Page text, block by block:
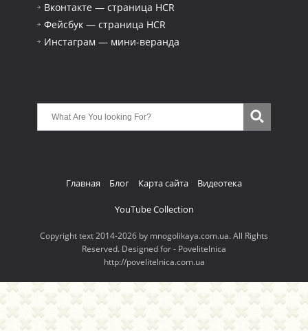
Вконтакте — страница HCR
Фейсбук — страница HCR
Инстаграм — мини-веранда
Главная Блог Карта сайта Видеотека
YouTube Collection
Copyright text 2014-2026 by mnogolikaya.com.ua. All Rights
Reserved. Designed for - Povelitelnica
http://povelitelnica.com.ua